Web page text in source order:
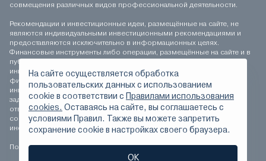
совмещения различных видов профессиональной деятельности.
Рекомендации и инвестиционные идеи, размещённые на сайте, не
являются индивидуальными инвестиционными рекомендациями и
предоставляются исключительно в информационных целях.
Финансовые инструменты либо операции, размещённые на сайте и в
публикуемых материалах, могут не соответствовать вашему
инвестиционному профилю. Определение соответствия
финансового инструмента либо операции инвестиционным целям,
инвестиционному горизонту и толерантности к риску является
задачей инвестора. АО «Инвестиционная компания ЛМС» не несёт
ответственности за возможные убытки инвестора в случае
совершения операций, либо инвестирования в финансовые
инструменты, упомянутые на сайте и в публикуемых материалах.
Положение о персональных данных
На сайте осуществляется обработка
пользовательских данных с использованием
сookie в соответствии с Правилами использования
cookies. Оставаясь на сайте, вы соглашаетесь с
условиями Правил. Также вы можете запретить
сохранение сookie в настройках своего браузера.
ОК